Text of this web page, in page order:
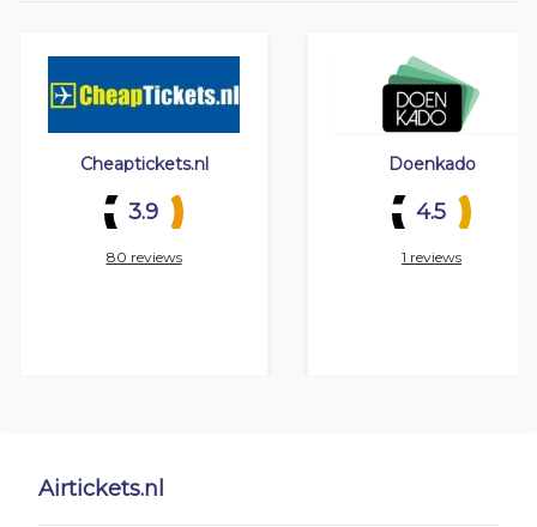
Airtickets.nl
Cheaptickets.nl
3.9
80 reviews
Doenkado
4.5
1 reviews